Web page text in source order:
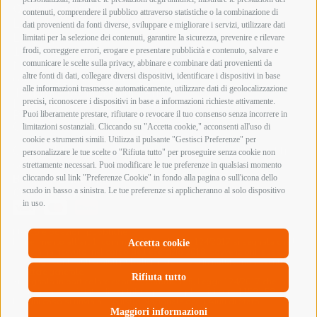
contenuti, comprendere il pubblico attraverso statistiche o la combinazione di
dati provenienti da fonti diverse, sviluppare e migliorare i servizi, utilizzare dati
limitati per la selezione dei contenuti, garantire la sicurezza, prevenire e rilevare
frodi, correggere errori, erogare e presentare pubblicità e contenuto, salvare e
comunicare le scelte sulla privacy, abbinare e combinare dati provenienti da
altre fonti di dati, collegare diversi dispositivi, identificare i dispositivi in base
alle informazioni trasmesse automaticamente, utilizzare dati di geolocalizzazione
precisi, riconoscere i dispositivi in base a informazioni richieste attivamente.
Puoi liberamente prestare, rifiutare o revocare il tuo consenso senza incorrere in
limitazioni sostanziali. Cliccando su "Accetta cookie," acconsenti all'uso di
cookie e strumenti simili. Utilizza il pulsante "Gestisci Preferenze" per
personalizzare le tue scelte o "Rifiuta tutto" per proseguire senza cookie non
strettamente necessari. Puoi modificare le tue preferenze in qualsiasi momento
cliccando sul link "Preferenze Cookie" in fondo alla pagina o sull'icona dello
scudo in basso a sinistra. Le tue preferenze si applicheranno al solo dispositivo
in uso.
Accetta cookie
Rifiuta tutto
Maggiori informazioni
Orari di apertura
Lunedì mattina Chiuso
Lunedì pomeriggio
15:00 – 19:00
Martedì – Sabato
09:00 – 12:30 / 15:00 – 19:00
Termini e Condizioni di Vendita
Informazioni acquisto armi e munizioni
Privacy Policy
Cookie Policy
Copyright @ 2026 Armeria Innocenti - Tutti i diritti
sono riservati
Bonifico Bancario
Contrassegno
Elenco erogazioni pubbliche
In riferimento all’art 1, comma 125 bis, Legge 124/2017 si segnala che la
società ha ricevuto, nel corso dell’esercizio 2018, sovvenzioni, sussidi,
vantaggi, contributi o aiuti pubblici in denaro o in natura, non aventi
Si segnala in particolare ex art. 1, comma 125, Legge 124/2017 che la
società ha beneficiato di contributi per complessivi euro 11581,58.
In ogni caso si rinvia al Registro Nazionale degli Aiuti di Stato.